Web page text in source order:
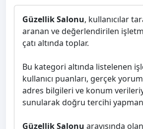
Güzellik Salonu, kullanıcılar
aranan ve değerlendirilen
çatı altında toplar.
Bu kategori altında listelenen
kullanıcı puanları, gerçek
adres bilgileri ve konum
sunularak doğru tercihi
Güzellik Salonu arayışında